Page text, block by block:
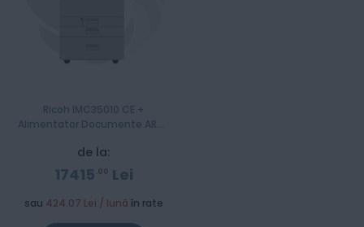
Ricoh IMC35010 CE +
Alimentator Documente ARDF
CMYK
de la:
17415 00 Lei
sau 424.07 Lei / lună în rate